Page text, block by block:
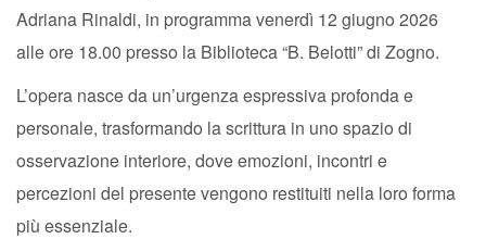
Adriana Rinaldi, in programma venerdì 12 giugno 2026
alle ore 18.00 presso la Biblioteca “B. Belotti” di Zogno.
L’opera nasce da un’urgenza espressiva profonda e
personale, trasformando la scrittura in uno spazio di
osservazione interiore, dove emozioni, incontri e
percezioni del presente vengono restituiti nella loro forma
più essenziale.